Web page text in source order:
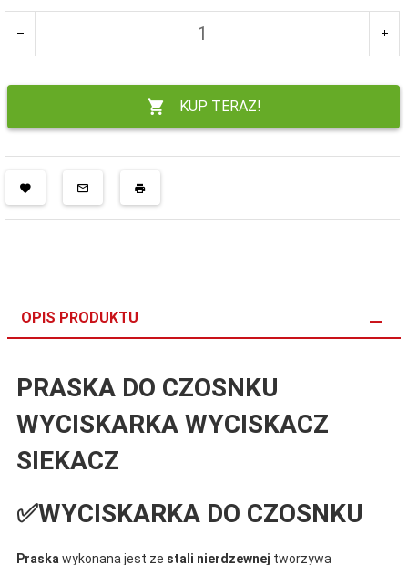
KUP TERAZ!
OPIS PRODUKTU
PRASKA DO CZOSNKU
WYCISKARKA WYCISKACZ
SIEKACZ
✅WYCISKARKA DO CZOSNKU
Praska wykonana jest ze stali nierdzewnej tworzywa